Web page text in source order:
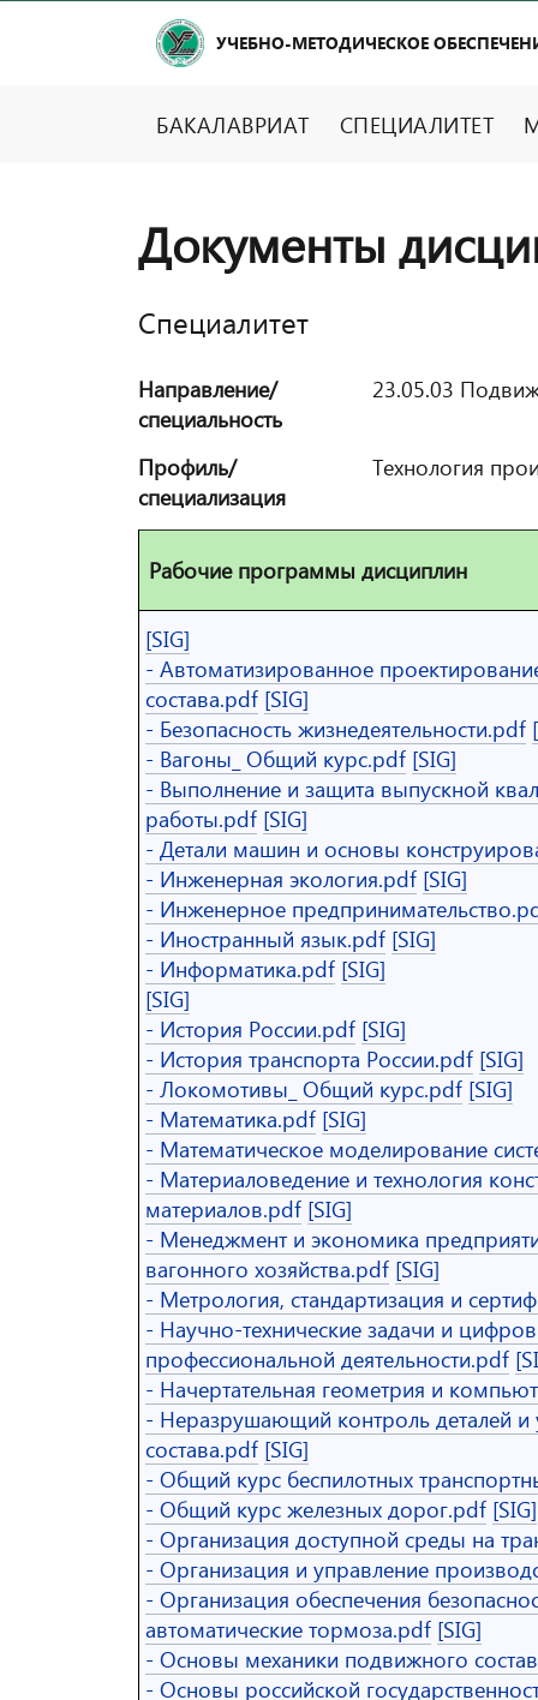
УЧЕБНО-МЕТОДИЧЕСКОЕ
БАКАЛАВРИАТ СПЕЦИАЛИТЕТ
Документы
Специалитет
Направление/
специальность
23.05.03
Профиль/
специализация
Технология
Рабочие программы дисциплин
[SIG]
- Автоматизированное
состава.pdf [SIG]
- Безопасность жизнедеятельности.pdf
- Вагоны_ Общий курс.pdf [SIG]
- Выполнение и защита выпускной
работы.pdf [SIG]
- Детали машин и основы
- Инженерная экология.pdf [SIG]
- Инженерное
- Иностранный язык.pdf [SIG]
- Информатика.pdf [SIG]
[SIG]
- История России.pdf [SIG]
- История транспорта России.pdf [SIG]
- Локомотивы_ Общий курс.pdf [SIG]
- Математика.pdf [SIG]
- Математическое моделирование
- Материаловедение и технология
материалов.pdf [SIG]
- Менеджмент и экономика
вагонного хозяйства.pdf [SIG]
- Метрология, стандартизация и
- Научно-технические задачи и
профессиональной деятельности.pdf
- Начертательная геометрия и
- Неразрушающий контроль деталей
состава.pdf [SIG]
- Общий курс беспилотных
- Общий курс железных дорог.pdf [SIG]
- Организация доступной среды на
- Организация и управление
- Организация обеспечения
автоматические тормоза.pdf [SIG]
- Основы механики подвижного
- Основы российской